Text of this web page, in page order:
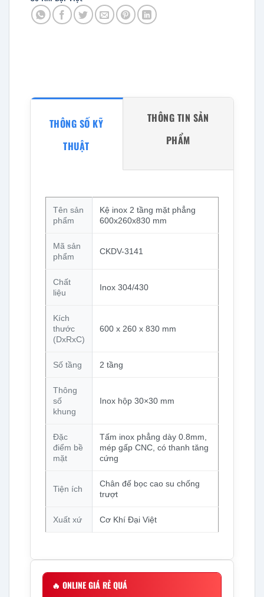
THÔNG SỐ KỸ
THUẬT
THÔNG TIN SẢN
PHẨM
Tên sản
phẩm
Kệ inox 2 tầng mặt phẳng
600x260x830 mm
Mã sản
phẩm
CKDV-3141
Chất
liệu
Inox 304/430
Kích
thước
(DxRxC)
600 x 260 x 830 mm
Số tầng 2 tầng
Thông
số
khung
Inox hộp 30×30 mm
Đặc
điểm bề
mặt
Tấm inox phẳng dày 0.8mm,
mép gấp CNC, có thanh tăng
cứng
Tiện ích
Chân đế bọc cao su chống
trượt
Xuất xứ Cơ Khí Đại Việt
🔥 ONLINE GIÁ RẺ QUÁ